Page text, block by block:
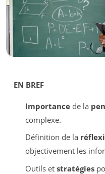
EN BREF
Importancede la
complexe.
Définition de la
objectivement les
Outils et stratégies